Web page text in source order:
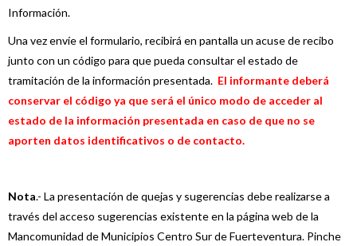
Información.
Una vez envíe el formulario, recibirá en pantalla un acuse de recibo
junto con un código para que pueda consultar el estado de
tramitación de la información presentada. El informante deberá
conservar el código ya que será el único modo de acceder al
estado de la información presentada en caso de que no se
aporten datos identificativos o de contacto.
Nota.- La presentación de quejas y sugerencias debe realizarse a
través del acceso sugerencias existente en la página web de la
Mancomunidad de Municipios Centro Sur de Fuerteventura. Pinche